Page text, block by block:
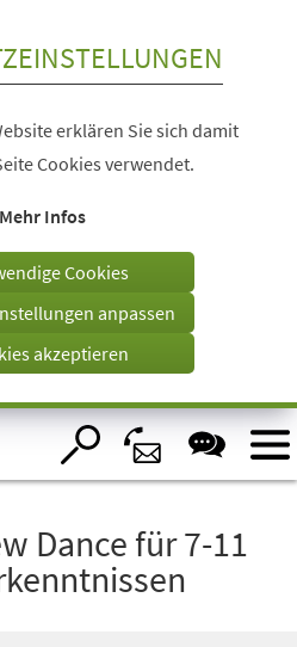
erklären Sie sich damit
Cookies verwendet.
Mehr Infos
Cookies
anpassen
akzeptieren
Dance für 7-11